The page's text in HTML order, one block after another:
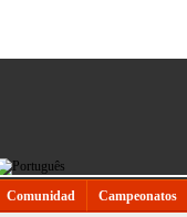
Comunidad Campeonatos